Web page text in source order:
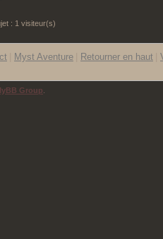
: 1 visiteur(s)
Myst Aventure Retourner en haut
Group